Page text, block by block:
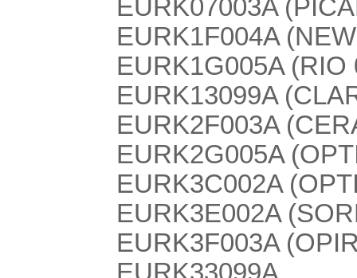
EURK07003A
EURK1F004A
EURK1G005A (RIO
EURK13099A
EURK2F003A
EURK2G005A
EURK3C002A
EURK3E002A
EURK3F003A
EURK33099A